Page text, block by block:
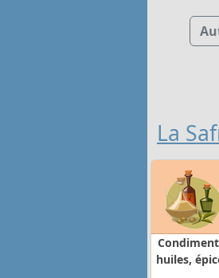
La
huiles,